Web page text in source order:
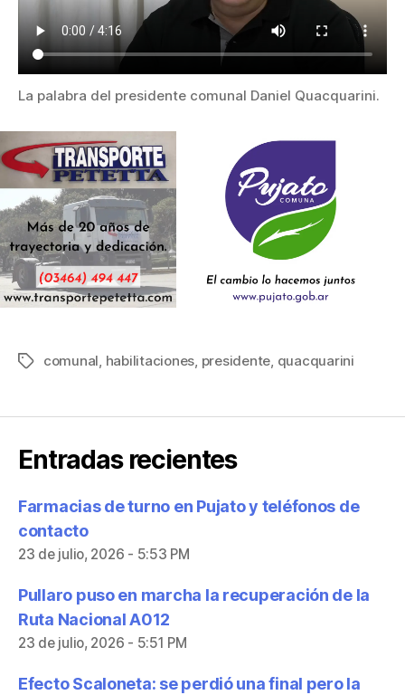
La palabra del presidente comunal Daniel Quacquarini.
comunal habilitaciones presidente quacquarini
Entradas recientes
Farmacias de turno en Pujato y teléfonos de
contacto
23 de julio, 2026 - 5:53 PM
Pullaro puso en marcha la recuperación de la
Ruta Nacional A012
23 de julio, 2026 - 5:51 PM
Efecto Scaloneta: se perdió una final pero la